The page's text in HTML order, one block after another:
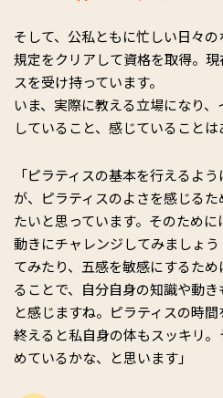
そして、公私ともに忙しい日々
規定をクリアして資格を取得。
スを受け持っています。
いま、実際に教える立場になり
していること、感じていることは
「ピラティスの基本を行えるよ
が、ピラティスのよさを感じる
たいと思っています。そのため
動きにチャレンジしてみましょ
てみたり、五感を敏感にするた
ることで、自分自身の知識や動
と感じますね。ピラティスの時
終えると私自身の体もスッキリ
めているかな、と思います」